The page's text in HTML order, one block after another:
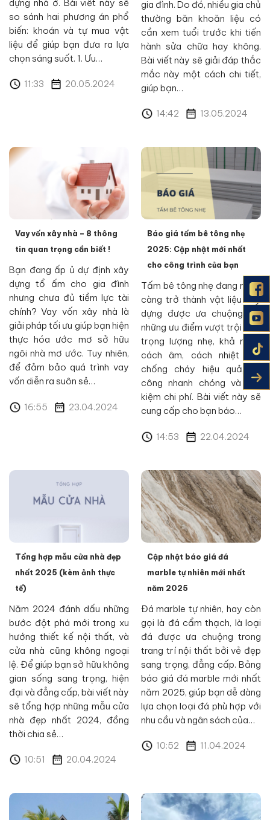
dựng nhà ở. Bài viết này sẽ
so sánh hai phương án phổ
biến: khoán và tự mua vật
liệu để giúp bạn đưa ra lựa
chọn sáng suốt. 1. Ưu…
11:33 20.05.2024
gia đình. Do đó, nhiều gia chủ
thường băn khoăn liệu có
cần xem tuổi trước khi tiến
hành sửa chữa hay không.
Bài viết này sẽ giải đáp thắc
mắc này một cách chi tiết,
giúp bạn…
14:42 13.05.2024
Vay vốn xây nhà – 8 thông
tin quan trọng cần biết !
Bạn đang ấp ủ dự định xây
dựng tổ ấm cho gia đình
nhưng chưa đủ tiềm lực tài
chính? Vay vốn xây nhà là
giải pháp tối ưu giúp bạn hiện
thực hóa ước mơ sở hữu
ngôi nhà mơ ước. Tuy nhiên,
để đảm bảo quá trình vay
vốn diễn ra suôn sẻ…
16:55 23.04.2024
Báo giá tấm bê tông nhẹ
2025: Cập nhật mới nhất
cho công trình của bạn
Tấm bê tông nhẹ đang ngày
càng trở thành vật liệu xây
dựng được ưa chuộng bởi
những ưu điểm vượt trội như:
trọng lượng nhẹ, khả năng
cách âm, cách nhiệt tốt,
chống cháy hiệu quả, thi
công nhanh chóng và tiết
kiệm chi phí. Bài viết này sẽ
cung cấp cho bạn báo…
14:53 22.04.2024
Tổng hợp mẫu cửa nhà đẹp
nhất 2025 (kèm ảnh thực
tế)
Năm 2024 đánh dấu những
bước đột phá mới trong xu
hướng thiết kế nội thất, và
cửa nhà cũng không ngoại
lệ. Để giúp bạn sở hữu không
gian sống sang trọng, hiện
đại và đẳng cấp, bài viết này
sẽ tổng hợp những mẫu cửa
nhà đẹp nhất 2024, đồng
thời chia sẻ…
10:51 20.04.2024
Cập nhật báo giá đá
marble tự nhiên mới nhất
năm 2025
Đá marble tự nhiên, hay còn
gọi là đá cẩm thạch, là loại
đá được ưa chuộng trong
trang trí nội thất bởi vẻ đẹp
sang trọng, đẳng cấp. Bảng
báo giá đá marble mới nhất
năm 2025, giúp bạn dễ dàng
lựa chọn loại đá phù hợp với
nhu cầu và ngân sách của…
10:52 11.04.2024